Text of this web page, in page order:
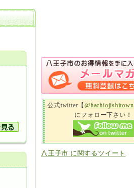
公式twitter【@hachiojishitown
にフォロー下さい！
八王子市 に関するツイート